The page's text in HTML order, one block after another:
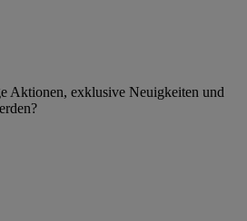
Aktionen, exklusive Neuigkeiten und